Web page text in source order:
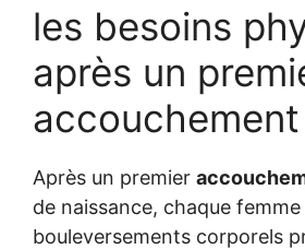
les besoins
après un
Après un premier
de naissance, chaque
bouleversements corporels